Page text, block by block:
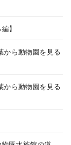
】
ら動物園を見る
ら動物園を見る